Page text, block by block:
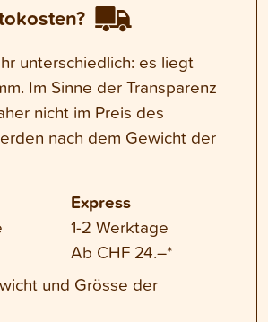
unterschiedlich: es liegt
Im Sinne der Transparenz
nicht im Preis des
nach dem Gewicht der
Express
1-2 Werktage
Ab CHF 24.–*
und Grösse der